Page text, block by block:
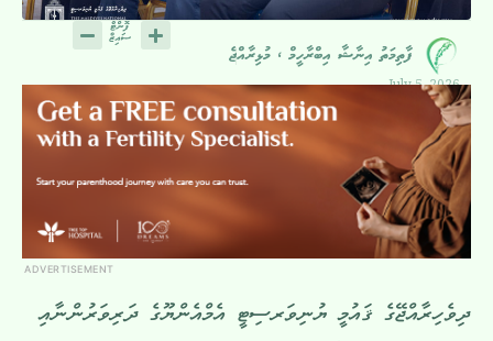
ފާތިމަތު އިނާޝާ އިބްރާހީމް ، މުޅިރާއްޖެ
July 5, 2026
ADVERTISEMENT
ދިވެހިރާއްޖޭގެ ޤައުމީ ޔުނިވަރސިޓީ އެމްއެންޔޫގެ ދަރިވަރުންނާއި